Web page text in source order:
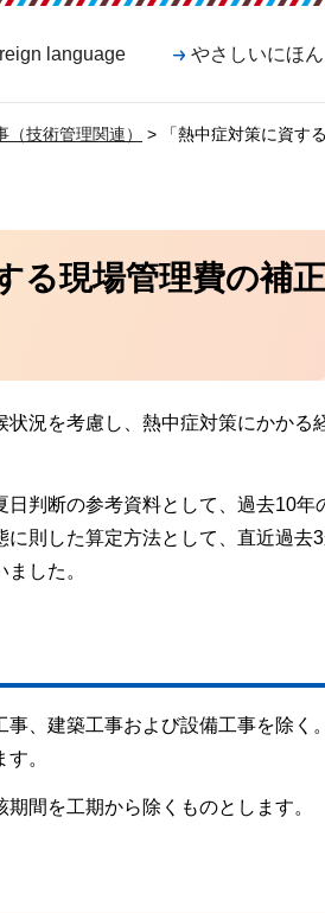
language やさしいにほ
（技術管理関連） > 「熱中症対策に資す
る現場管理費の補
況を考慮し、熱中症対策にかかる
判断の参考資料として、過去10年
則した算定方法として、直近過去
した。
、建築工事および設備工事を除く
。
間を工期から除くものとします。